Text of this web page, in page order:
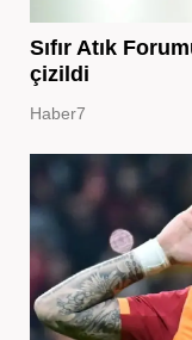
Sıfır Atık
çizildi
Haber7